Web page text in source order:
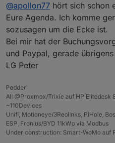
wollen wir mit Euch
Am 9.11.2024
Community Treffen
noch jemand eine
veröffentlicht. Danke
Wir freuen uns
Hauptsponsor
digital auf einen Tag
viel persönlichem
Der offizielle
12:00 und einen
@apollon77 hört sich schon
Eure Agenda. Ich komme
sozusagen um die Ecke ist.
Bei mir hat der
und Paypal, gerade
LG Peter
Pedder
All @Proxmox/Trixie auf HP Elitedesk
~110Devices
Unifi, Motioneye/3Reolinks, PiHole,
ESP, Fronius/BYD 11kWp via Modbus
Under construction: Smart-WoMo auf